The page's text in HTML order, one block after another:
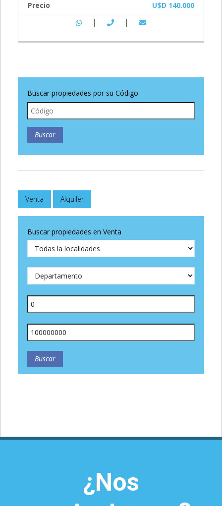
Precio U$D 140.000
| |
Buscar propiedades por su Código
Venta Alquiler
Buscar propiedades en Venta
¿Nos